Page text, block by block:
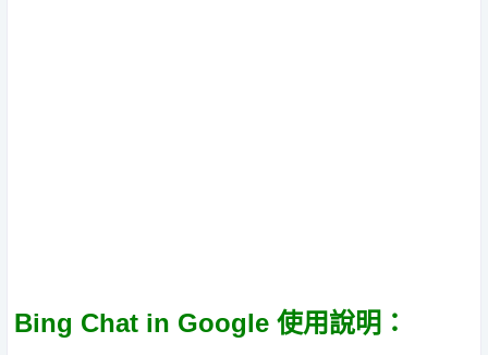
Bing Chat in Google 使用說明：